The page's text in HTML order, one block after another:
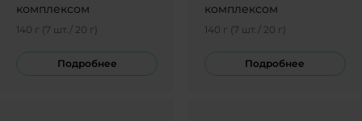
комплексом
140 г (7 шт./ 20 г)
Подробнее
комплексом
140 г (7 шт./ 20 г)
Подробнее